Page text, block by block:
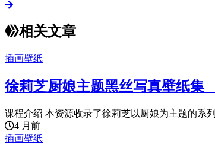
相关文章
插画壁纸
徐莉芝厨娘主题黑丝写真壁纸集
课程介绍 本资源收录了徐莉芝以厨娘为主题的系
4 月前
插画壁纸